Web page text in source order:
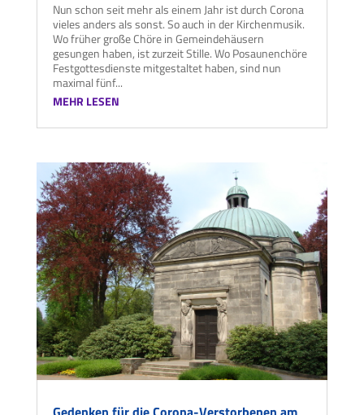
Nun schon seit mehr als einem Jahr ist durch Corona
vieles anders als sonst. So auch in der Kirchenmusik.
Wo früher große Chöre in Gemeindehäusern
gesungen haben, ist zurzeit Stille. Wo Posaunenchöre
Festgottesdienste mitgestaltet haben, sind nun
maximal fünf...
MEHR LESEN